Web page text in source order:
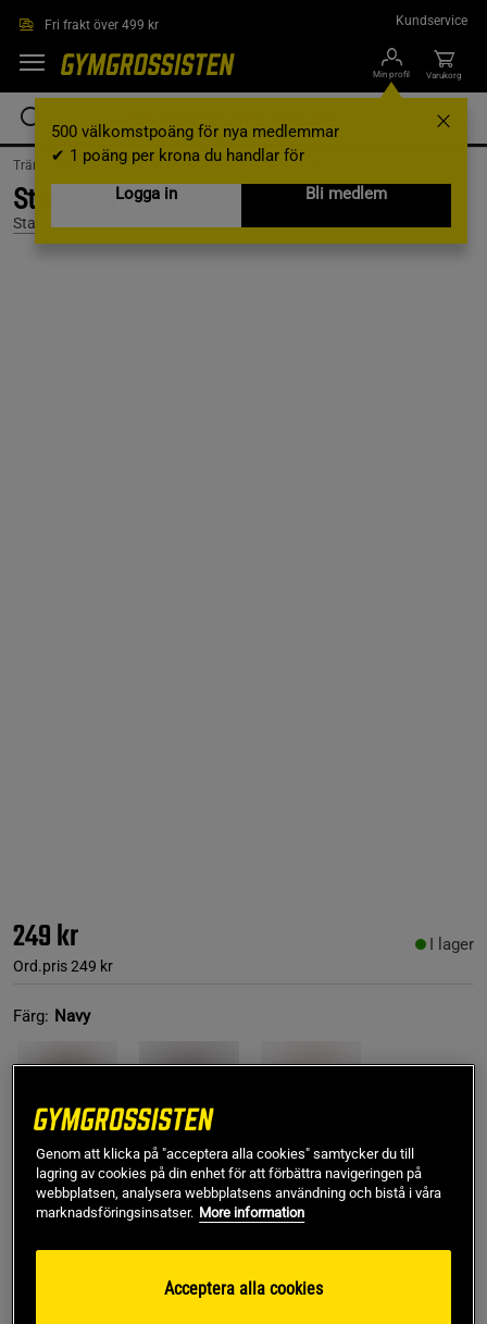
Fri frakt över 499 kr Kundservice
Min profil
500 välkomstpoäng för nya medlemmar
✔ 1 poäng per krona du handlar för
Logga in
Bli medlem
Varukorg
Träningskläder / Träningskläder Herr /Träningslinnen
Star Mesh Tank, Navy, M
Star Wear
249 kr
Ord.pris249 kr
I lager
Färg: Navy
M
Lägg i varukorgen
Genom att klicka på "acceptera alla cookies" samtycker du till
lagring av cookies på din enhet för att förbättra navigeringen på
webbplatsen, analysera webbplatsens användning och bistå i våra
marknadsföringsinsatser. More information
Acceptera alla cookies